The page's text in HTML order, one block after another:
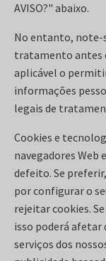
AVISO?" abaixo.
No entanto, note-
tratamento antes
aplicável o
informações
legais de
Cookies e
navegadores Web
defeito. Se
por configurar o
rejeitar cookies.
isso poderá afetar
serviços dos